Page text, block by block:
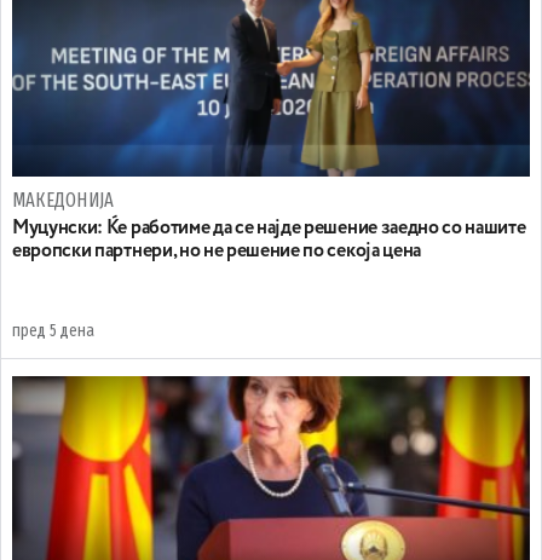
МАКЕДОНИЈА
Муцунски: Ќе работиме да се најде решение заедно со нашите
европски партнери, но не решение по секоја цена
пред 5 дена